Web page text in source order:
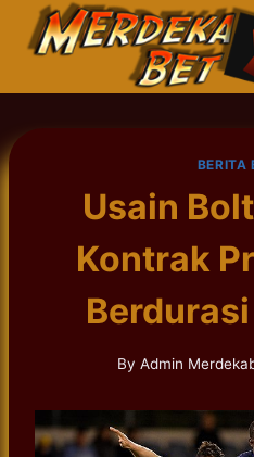
BERITA
Usain
Kontrak
By Admin